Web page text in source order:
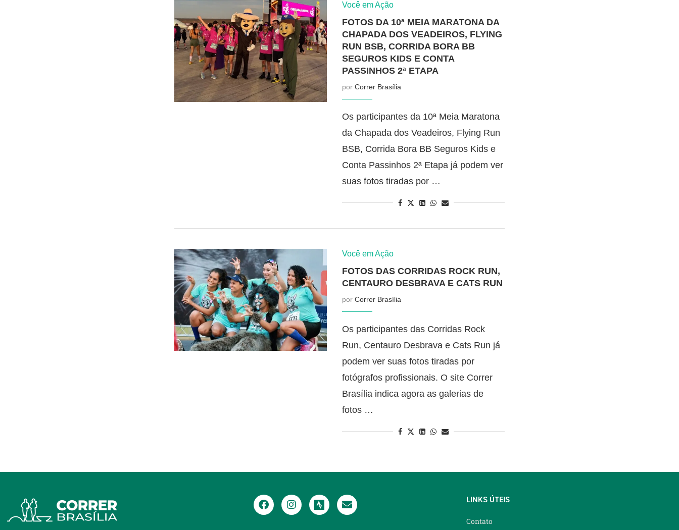
Você em Ação
FOTOS DA 10ª MEIA MARATONA DA
CHAPADA DOS VEADEIROS, FLYING
RUN BSB, CORRIDA BORA BB
SEGUROS KIDS E CONTA
PASSINHOS 2ª ETAPA
porCorrer Brasília
Os participantes da 10ª Meia Maratona
da Chapada dos Veadeiros, Flying Run
BSB, Corrida Bora BB Seguros Kids e
Conta Passinhos 2ª Etapa já podem ver
suas fotos tiradas por …
Você em Ação
FOTOS DAS CORRIDAS ROCK RUN,
CENTAURO DESBRAVA E CATS RUN
porCorrer Brasília
Os participantes das Corridas Rock
Run, Centauro Desbrava e Cats Run já
podem ver suas fotos tiradas por
fotógrafos profissionais. O site Correr
Brasília indica agora as galerias de
fotos …
LINKS ÚTEIS
Contato